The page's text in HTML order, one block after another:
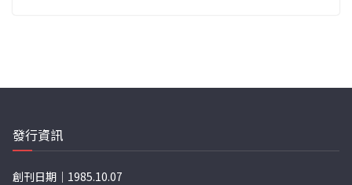
發行資訊
創刊日期｜1985.10.07